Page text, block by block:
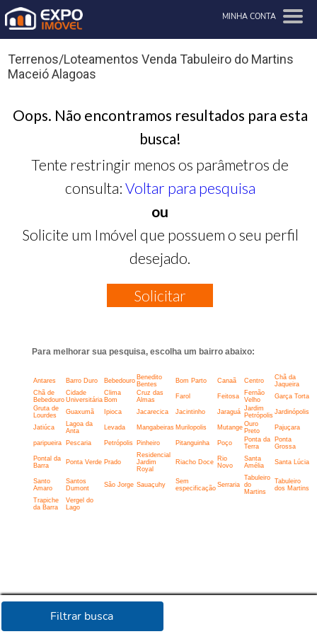
MINHA CONTA
Filtrar busca
Terrenos/Loteamentos Venda Tabuleiro do Martins
Maceió Alagoas
Oops. Não encontramos resultados para esta
busca!
Tente restringir menos os parâmetros de
consulta: Voltar para pesquisa
ou
Solicite um Imóvel que possuem o seu perfil
desejado.
Solicitar
Para melhorar sua pesquisa, escolha um bairro abaixo:
Antares Barro Duro Bebedouro Benedito
Bentes
Bom Parto Canaã Centro
Chã da
Jaqueira
Chã de
Bebedouro
Cidade
Universitária
Clima
Bom
Cruz das
Almas
Farol Feitosa
Fernão
Velho
Garça Torta
Gruta de
Lourdes
Guaxumã Ipioca Jacarecica Jacintinho Jaraguá Jardim
Petrópolis Jardinópolis
Jatiúca
Lagoa da
Anta
Levada Mangabeiras Murilopolis Mutange Ouro
Preto
Pajuçara
paripueira Pescaria Petrópolis Pinheiro Pitanguinha Poço
Ponta da
Terra
Ponta
Grossa
Pontal da
Barra
Ponta Verde Prado
Residencial
Jardim
Royal
Riacho Doce
Rio
Novo
Santa
Amélia
Santa Lúcia
Santo
Amaro
Santos
Dumont
São Jorge Sauaçuhy
Sem
especificação Serraria
Tabuleiro
do
Martins
Tabuleiro
dos Martins
Trapiche
da Barra
Vergel do
Lago